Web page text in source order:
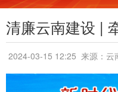
清廉云南建设 |
2024-03-15 12:25 来源：云